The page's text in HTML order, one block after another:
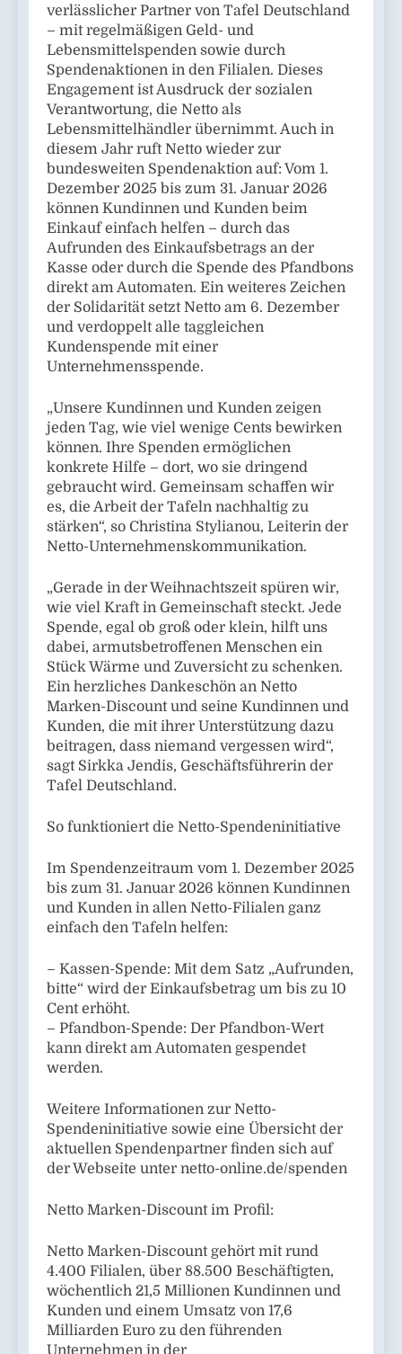
verlässlicher Partner von Tafel Deutschland
– mit regelmäßigen Geld- und
Lebensmittelspenden sowie durch
Spendenaktionen in den Filialen. Dieses
Engagement ist Ausdruck der sozialen
Verantwortung, die Netto als
Lebensmittelhändler übernimmt. Auch in
diesem Jahr ruft Netto wieder zur
bundesweiten Spendenaktion auf: Vom 1.
Dezember 2025 bis zum 31. Januar 2026
können Kundinnen und Kunden beim
Einkauf einfach helfen – durch das
Aufrunden des Einkaufsbetrags an der
Kasse oder durch die Spende des Pfandbons
direkt am Automaten. Ein weiteres Zeichen
der Solidarität setzt Netto am 6. Dezember
und verdoppelt alle taggleichen
Kundenspende mit einer
Unternehmensspende.
„Unsere Kundinnen und Kunden zeigen
jeden Tag, wie viel wenige Cents bewirken
können. Ihre Spenden ermöglichen
konkrete Hilfe – dort, wo sie dringend
gebraucht wird. Gemeinsam schaffen wir
es, die Arbeit der Tafeln nachhaltig zu
stärken“, so Christina Stylianou, Leiterin der
Netto-Unternehmenskommunikation.
„Gerade in der Weihnachtszeit spüren wir,
wie viel Kraft in Gemeinschaft steckt. Jede
Spende, egal ob groß oder klein, hilft uns
dabei, armutsbetroffenen Menschen ein
Stück Wärme und Zuversicht zu schenken.
Ein herzliches Dankeschön an Netto
Marken-Discount und seine Kundinnen und
Kunden, die mit ihrer Unterstützung dazu
beitragen, dass niemand vergessen wird“,
sagt Sirkka Jendis, Geschäftsführerin der
Tafel Deutschland.
So funktioniert die Netto-Spendeninitiative
Im Spendenzeitraum vom 1. Dezember 2025
bis zum 31. Januar 2026 können Kundinnen
und Kunden in allen Netto-Filialen ganz
einfach den Tafeln helfen:
– Kassen-Spende: Mit dem Satz „Aufrunden,
bitte“ wird der Einkaufsbetrag um bis zu 10
Cent erhöht.
– Pfandbon-Spende: Der Pfandbon-Wert
kann direkt am Automaten gespendet
werden.
Weitere Informationen zur Netto-
Spendeninitiative sowie eine Übersicht der
aktuellen Spendenpartner finden sich auf
der Webseite unter netto-online.de/spenden
Netto Marken-Discount im Profil:
Netto Marken-Discount gehört mit rund
4.400 Filialen, über 88.500 Beschäftigten,
wöchentlich 21,5 Millionen Kundinnen und
Kunden und einem Umsatz von 17,6
Milliarden Euro zu den führenden
Unternehmen in der